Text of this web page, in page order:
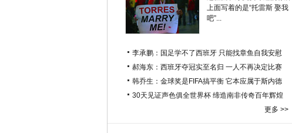
上面写着的是“托雷斯 娶我
吧”...
李承鹏：国足学不了西班牙 只能找章鱼自我安慰
郝海东：西班牙夺冠实至名归 一人不再决定比赛
韩乔生：金球奖是FIFA搞平衡 它本应属于斯内德
30天见证声色俱全世界杯 缔造南非传奇百年辉煌
更多 >>